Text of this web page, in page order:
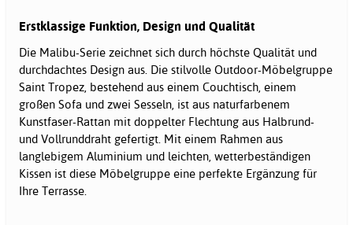
Erstklassige Funktion, Design und Qualität
Die Malibu-Serie zeichnet sich durch höchste Qualität und
durchdachtes Design aus. Die stilvolle Outdoor-Möbelgruppe
Saint Tropez, bestehend aus einem Couchtisch, einem
großen Sofa und zwei Sesseln, ist aus naturfarbenem
Kunstfaser-Rattan mit doppelter Flechtung aus Halbrund-
und Vollrunddraht gefertigt. Mit einem Rahmen aus
langlebigem Aluminium und leichten, wetterbeständigen
Kissen ist diese Möbelgruppe eine perfekte Ergänzung für
Ihre Terrasse.